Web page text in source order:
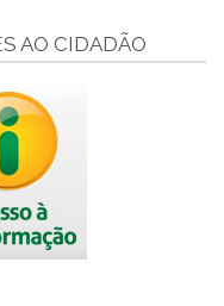
AO CIDADÃO